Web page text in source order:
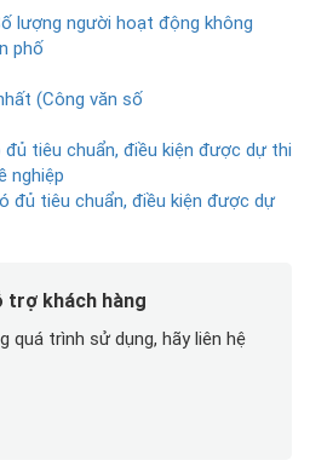
lượng người hoạt động không
phố
(Công văn số
tiêu chuẩn, điều kiện được dự thi
nghiệp
đủ tiêu chuẩn, điều kiện được dự
trợ khách hàng
quá trình sử dụng, hãy liên hệ